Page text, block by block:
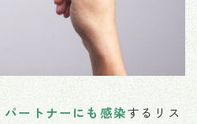
パートナーにも感染するリス